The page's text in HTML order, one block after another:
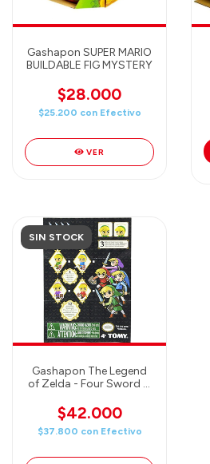
Gashapon SUPER MARIO
BUILDABLE FIG MYSTERY
$28.000
$25.200 con Efectivo
VER
SIN STOCK
Gashapon The Legend
of Zelda - Four Sword (1
$42.000
$37.800 con Efectivo